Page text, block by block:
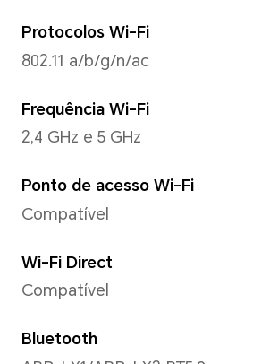
Compatível com
*A resolução real do
modo de gravação.
Lanterna traseira
Compatível
Modo de captura